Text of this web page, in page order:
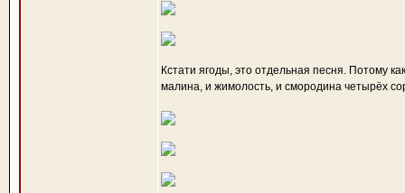
Кстати ягоды, это отдельная песня. Потому
малина, и жимолость, и смородина четырёх